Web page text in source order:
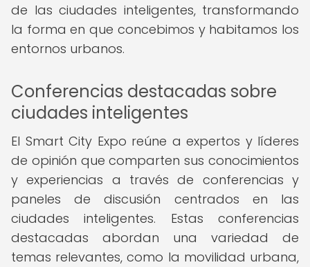
de las ciudades inteligentes, transformando
la forma en que concebimos y habitamos los
entornos urbanos.
Conferencias destacadas sobre
ciudades inteligentes
El Smart City Expo reúne a expertos y líderes
de opinión que comparten sus conocimientos
y experiencias a través de conferencias y
paneles de discusión centrados en las
ciudades inteligentes. Estas conferencias
destacadas abordan una variedad de
temas relevantes, como la movilidad urbana,